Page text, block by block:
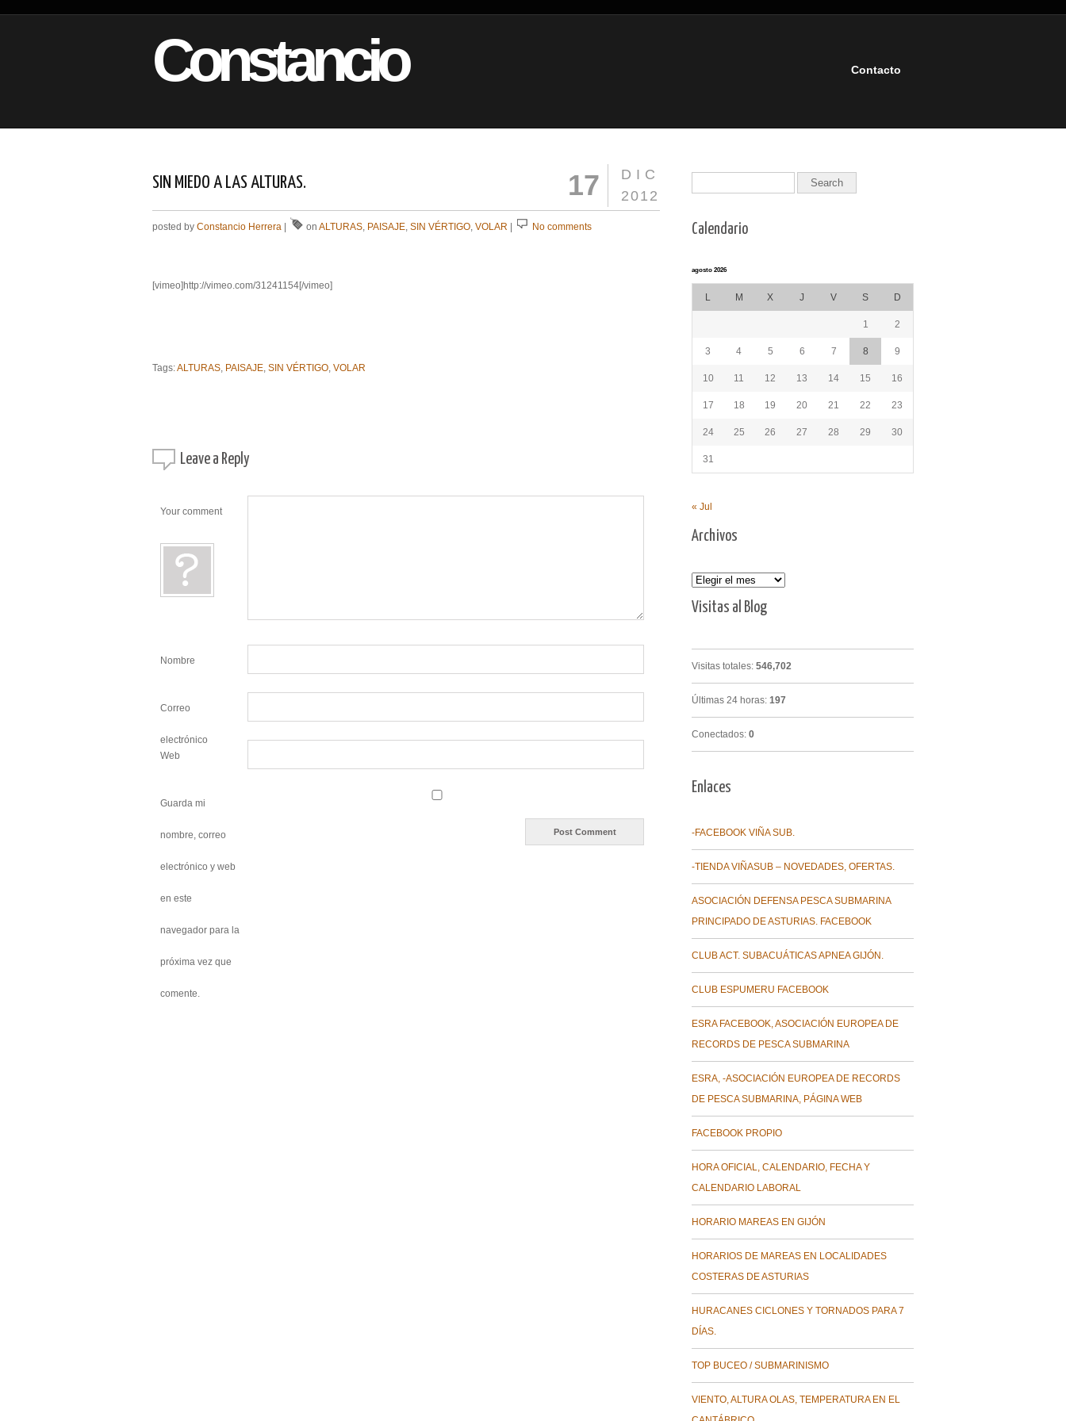
Constancio Contacto
SIN MIEDO A LAS ALTURAS.
DIC
2012
17
posted by Constancio Herrera on ALTURAS, PAISAJE, SIN VÉRTIGO, VOLAR No comments
[vimeo]http://vimeo.com/31241154[/vimeo]
Tags:ALTURAS, PAISAJE, SIN VÉRTIGO, VOLAR
Leave a Reply
Your comment
Nombre
Correo
electrónico
Web
Guarda mi
nombre, correo
electrónico y web
en este
navegador para la
próxima vez que
comente.
Calendario
agosto 2026
L M X J V S D
1 2
3 4 5 6 7 8 9
10 11 12 13 14 15 16
17 18 19 20 21 22 23
24 25 26 27 28 29 30
31
« Jul
Archivos
Archivos
Visitas al Blog
Visitas totales: 546,702
Últimas 24 horas: 197
Conectados: 0
Enlaces
-FACEBOOK VIÑA SUB.
-TIENDA VIÑASUB – NOVEDADES, OFERTAS.
ASOCIACIÓN DEFENSA PESCA SUBMARINA
PRINCIPADO DE ASTURIAS. FACEBOOK
CLUB ACT. SUBACUÁTICAS APNEA GIJÓN.
CLUB ESPUMERU FACEBOOK
ESRA FACEBOOK, ASOCIACIÓN EUROPEA DE
RECORDS DE PESCA SUBMARINA
ESRA, -ASOCIACIÓN EUROPEA DE RECORDS
DE PESCA SUBMARINA, PÁGINA WEB
FACEBOOK PROPIO
HORA OFICIAL, CALENDARIO, FECHA Y
CALENDARIO LABORAL
HORARIO MAREAS EN GIJÓN
HORARIOS DE MAREAS EN LOCALIDADES
COSTERAS DE ASTURIAS
HURACANES CICLONES Y TORNADOS PARA 7
DÍAS.
TOP BUCEO / SUBMARINISMO
VIENTO, ALTURA OLAS, TEMPERATURA EN EL